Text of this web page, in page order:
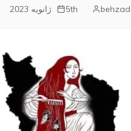
behzad 5th ژانویه 2023